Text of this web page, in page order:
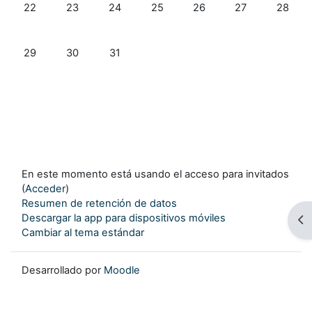
Sin eventos, lunes, 22 diciembre
22 Sin eventos, martes, 23 diciembre
23 Sin eventos, miércoles, 24 diciembre
24 Sin eventos, jueves, 25 diciembre
25 Sin eventos, viernes, 26
26 Sin eventos,
27 Sin
28
Sin eventos, lunes, 29 diciembre
29 Sin eventos, martes, 30 diciembre
30 Sin eventos, miércoles, 31 diciembre
31
En este momento está usando el acceso para invitados
(Acceder)
Resumen de retención de datos
Descargar la app para dispositivos móviles
Cambiar al tema estándar
Desarrollado por Moodle